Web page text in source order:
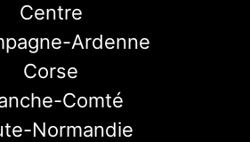
Centre
Ardenne
Corse
Comté
Normandie